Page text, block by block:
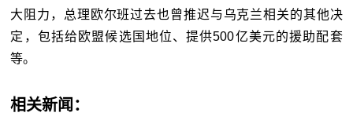
大阻力，总理欧尔班过去也曾推迟与乌克兰相关的其他决
定，包括给欧盟候选国地位、提供500亿美元的援助配套
等。
相关新闻：